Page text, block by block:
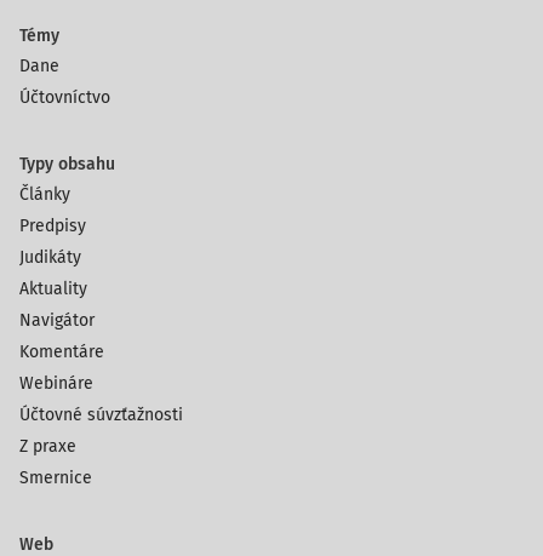
Témy
Dane
Účtovníctvo
Typy obsahu
Články
Predpisy
Judikáty
Aktuality
Navigátor
Komentáre
Webináre
Účtovné súvzťažnosti
Z praxe
Smernice
Web